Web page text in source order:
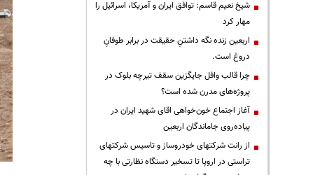
شیخ نعیم قاسم: توافق ایران و آمریکا، اسرائیل را
مهار کرد
اربعین زنده نگه داشتنِ حقیقت در برابر طوفانِ
دروغ است.
چرا قالب وافل جایگزین سقف تیرچه بلوک در
پروژه‌های مدرن شده است؟
آغاز اجتماع خون‌خواهی اقای شهید ایران در
پیاده‌روی جاماندگان اربعین
از رانت‌ شرکتهای خودروساز و تاسیس شرکتهای
تراستی در اروپا تا تسخیر دستگاه نظارتی با چه